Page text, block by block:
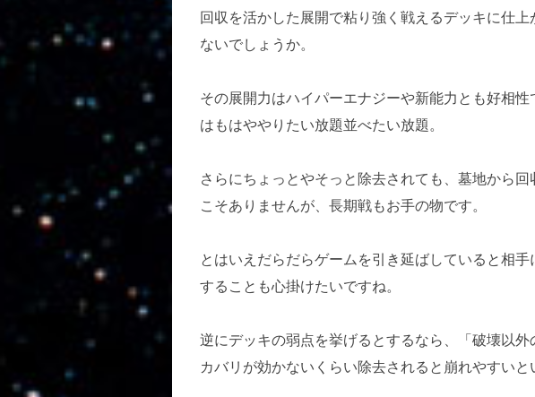
回収を活かした展開で粘り強く戦えるデッキに仕
ないでしょうか。
その展開力はハイパーエナジーや新能力とも好相
はもはややりたい放題並べたい放題。
さらにちょっとやそっと除去されても、墓地から
こそありませんが、長期戦もお手の物です。
とはいえだらだらゲームを引き延ばしていると相
することも心掛けたいですね。
逆にデッキの弱点を挙げるとするなら、「破壊以
カバリが効かないくらい除去されると崩れやすいと